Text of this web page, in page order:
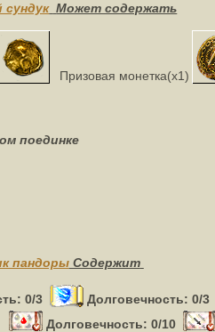
сундук Может содержать
Призовая монетка(x1)
поединке
пандорыСодержит
0/3
Долговечность: 0/3
Долговечность: 0/10